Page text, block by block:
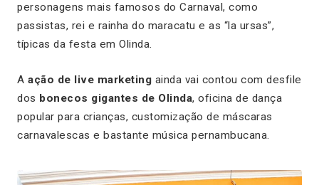
personagens mais famosos do Carnaval, como
passistas, rei e rainha do maracatu e as “la ursas”,
típicas da festa em Olinda.
A ação de live marketing ainda vai contou com desfile
dos bonecos gigantes de Olinda, oficina de dança
popular para crianças, customização de máscaras
carnavalescas e bastante música pernambucana.